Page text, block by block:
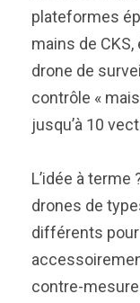
plateformes
mains de CKS,
drone de
contrôle «
jusqu’à 10
L’idée à
drones de
différents
contre-